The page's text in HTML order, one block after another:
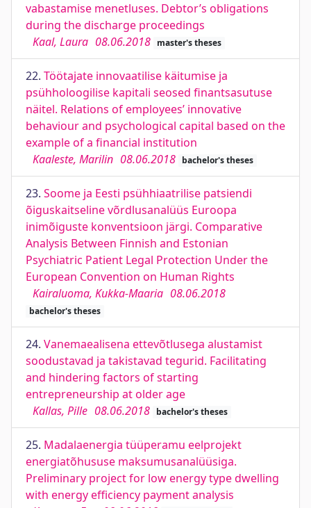
vabastamise menetluses. Debtor’s obligations
during the discharge proceedings
Kaal, Laura 08.06.2018 master's theses
22. Töötajate innovaatilise käitumise ja
psühholoogilise kapitali seosed finantsasutuse
näitel. Relations of employees’ innovative
behaviour and psychological capital based on the
example of a financial institution
Kaaleste, Marilin 08.06.2018 bachelor's theses
23. Soome ja Eesti psühhiaatrilise patsiendi
õiguskaitseline võrdlusanalüüs Euroopa
inimõiguste konventsioon järgi. Comparative
Analysis Between Finnish and Estonian
Psychiatric Patient Legal Protection Under the
European Convention on Human Rights
Kairaluoma, Kukka-Maaria 08.06.2018
bachelor's theses
24. Vanemaealisena ettevõtlusega alustamist
soodustavad ja takistavad tegurid. Facilitating
and hindering factors of starting
entrepreneurship at older age
Kallas, Pille 08.06.2018 bachelor's theses
25. Madalaenergia tüüperamu eelprojekt
energiatõhususe maksumusanalüüsiga.
Preliminary project for low energy type dwelling
with energy efficiency payment analysis